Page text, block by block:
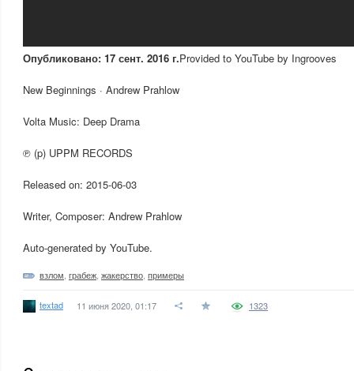
Опубликовано: 17 сент. 2016 г.Provided to YouTube by Ingrooves
New Beginnings · Andrew Prahlow
Volta Music: Deep Drama
℗ (p) UPPM RECORDS
Released on: 2015-06-03
Writer, Composer: Andrew Prahlow
Auto-generated by YouTube.
взлом грабеж жакерство примеры
textad 11 июня 2020, 01:17 1323